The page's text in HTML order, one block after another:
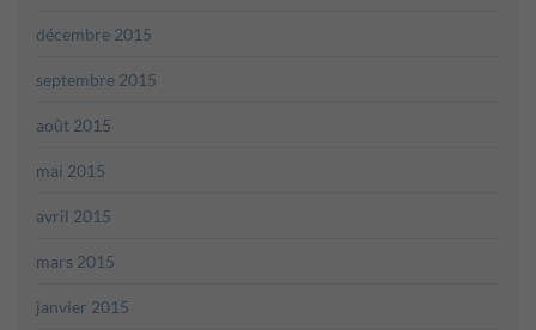
décembre 2015
septembre 2015
août 2015
mai 2015
avril 2015
mars 2015
janvier 2015